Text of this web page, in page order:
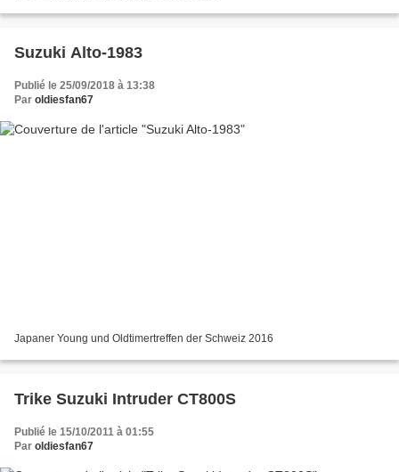
Suzuki Alto-1983
Publié le 25/09/2018 à 13:38
Par oldiesfan67
Japaner Young und Oldtimertreffen der Schweiz 2016
Trike Suzuki Intruder CT800S
Publié le 15/10/2011 à 01:55
Par oldiesfan67